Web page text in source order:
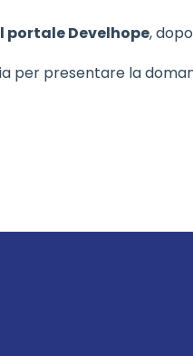
Develhope,
per presentare la